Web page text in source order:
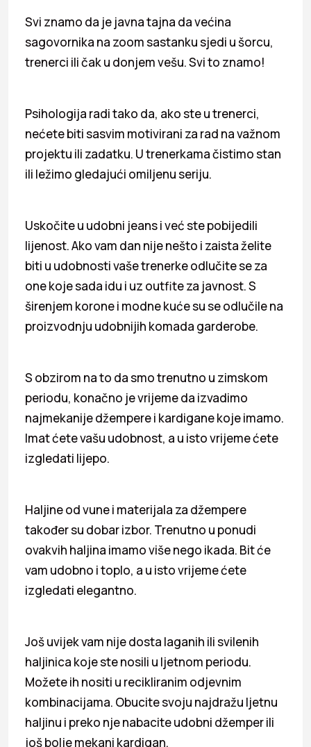
Svi znamo da je javna tajna da većina
sagovornika na zoom sastanku sjedi u šorcu,
trenerci ili čak u donjem vešu. Svi to znamo!
Psihologija radi tako da, ako ste u trenerci,
nećete biti sasvim motivirani za rad na važnom
projektu ili zadatku. U trenerkama čistimo stan
ili ležimo gledajući omiljenu seriju.
Uskočite u udobni jeans i već ste pobijedili
lijenost. Ako vam dan nije nešto i zaista želite
biti u udobnosti vaše trenerke odlučite se za
one koje sada idu i uz outfite za javnost. S
širenjem korone i modne kuće su se odlučile na
proizvodnju udobnijih komada garderobe.
S obzirom na to da smo trenutno u zimskom
periodu, konačno je vrijeme da izvadimo
najmekanije džempere i kardigane koje imamo.
Imat ćete vašu udobnost, a u isto vrijeme ćete
izgledati lijepo.
Haljine od vune i materijala za džempere
također su dobar izbor. Trenutno u ponudi
ovakvih haljina imamo više nego ikada. Bit će
vam udobno i toplo, a u isto vrijeme ćete
izgledati elegantno.
Još uvijek vam nije dosta laganih ili svilenih
haljinica koje ste nosili u ljetnom periodu.
Možete ih nositi u recikliranim odjevnim
kombinacijama. Obucite svoju najdražu ljetnu
haljinu i preko nje nabacite udobni džemper ili
još bolje mekani kardigan.